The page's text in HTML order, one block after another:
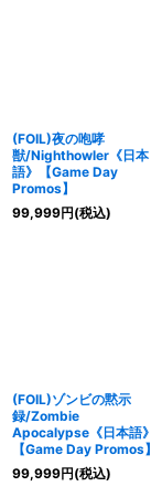
(FOIL)夜の咆哮
獣/Nighthowler《日本
語》【Game Day
Promos】
99,999円(税込)
(FOIL)ゾンビの黙示
録/Zombie
Apocalypse《日本語》
【Game Day Promos】
99,999円(税込)